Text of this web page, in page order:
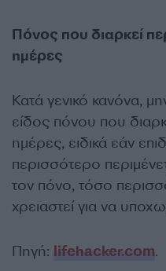
Πόνος που διαρκεί
ημέρες
Κατά γενικό κανόνα,
είδος πόνου που
ημέρες, ειδικά εάν
περισσότερο
τον πόνο, τόσο
χρειαστεί για να
Πηγή: lifehacker.com.